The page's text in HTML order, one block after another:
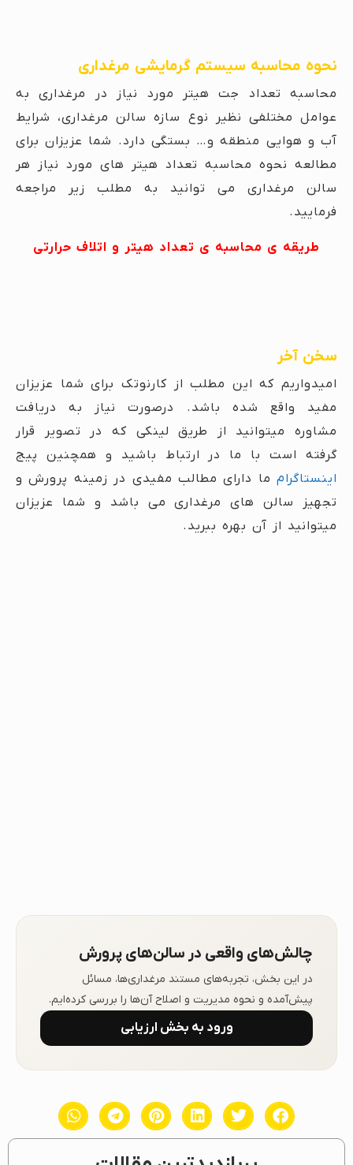
نحوه محاسبه سیستم گرمایشی مرغداری
محاسبه تعداد جت هیتر مورد نیاز در مرغداری به
عوامل مختلفی نظیر نوع سازه سالن مرغداری، شرایط
آب و هوایی منطقه و… بستگی دارد. شما عزیزان برای
مطالعه نحوه محاسبه تعداد هیتر های مورد نیاز هر
سالن مرغداری می توانید به مطلب زیر مراجعه
فرمایید.
طریقه ی محاسبه ی تعداد هیتر و اتلاف حرارتی
سخن آخر
امیدواریم که این مطلب از کارنوتک برای شما عزیزان
مفید واقع شده باشد. درصورت نیاز به دریافت
مشاوره میتوانید از طریق لینکی که در تصویر قرار
گرفته است با ما در ارتباط باشید و همچنین پیج
اینستاگرام ما دارای مطالب مفیدی در زمینه پرورش و
تجهیز سالن های مرغداری می باشد و شما عزیزان
میتوانید از آن بهره ببرید.
چالش‌های واقعی در سالن‌های پرورش
در این بخش، تجربه‌های مستند مرغداری‌ها، مسائل
پیش‌آمده و نحوه مدیریت و اصلاح آن‌ها را بررسی کرده‌ایم.
ورود به بخش ارزیابی